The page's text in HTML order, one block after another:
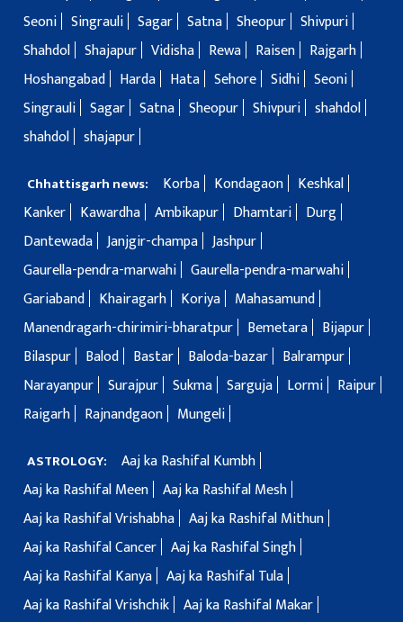
Seoni Singrauli Sagar Satna Sheopur Shivpuri
Shahdol Shajapur Vidisha Rewa Raisen
Rajgarh
Hoshangabad
Harda Hata Sehore Sidhi Seoni
Singrauli Sagar Satna Sheopur Shivpuri shahdol
shahdol shajapur
Chhattisgarh news: Korba Kondagaon
Keshkal
Kanker
Kawardha Ambikapur Dhamtari
Durg
Dantewada Janjgir-champa Jashpur
Gaurella-pendra-marwahi Gaurella-pendra-marwahi
Gariaband
Khairagarh Koriya
Mahasamund
Manendragarh-chirimiri-bharatpur
Bemetara
Bijapur
Bilaspur
Balod Bastar Baloda-bazar
Balrampur
Narayanpur Surajpur Sukma Sarguja Lormi
Raipur
Raigarh
Rajnandgaon Mungeli
ASTROLOGY:
Aaj ka Rashifal Kumbh
Aaj ka Rashifal Meen Aaj ka Rashifal Mesh
Aaj ka Rashifal Vrishabha Aaj ka Rashifal Mithun
Aaj ka Rashifal Cancer Aaj ka Rashifal Singh
Aaj ka Rashifal Kanya Aaj ka Rashifal Tula
Aaj ka Rashifal Vrishchik Aaj ka Rashifal Makar